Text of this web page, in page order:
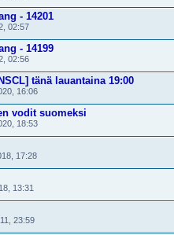
- 14201
02:57
- 14199
02:56
tänä lauantaina 19:00
16:06
vodit suomeksi
18:53
17:28
13:31
23:59